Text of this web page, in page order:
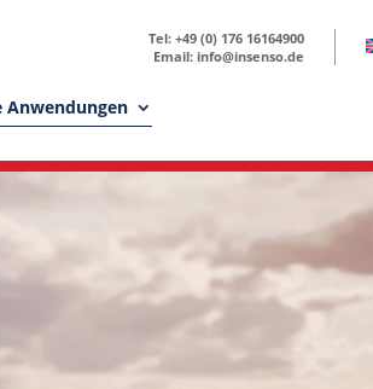
Tel: +49 (0) 176 16164900
Email: info@insenso.de
Anwendungen